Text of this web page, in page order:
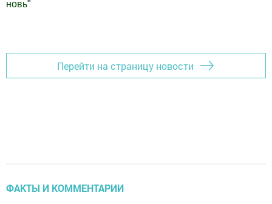
новь"
Перейти на страницу новости
ФАКТЫ И КОММЕНТАРИИ